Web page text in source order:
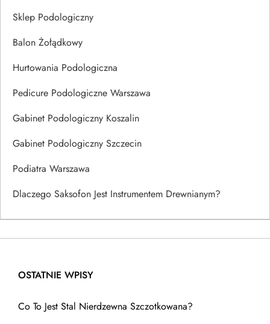
Sklep Podologiczny
Balon Żołądkowy
Hurtowania Podologiczna
Pedicure Podologiczne Warszawa
Gabinet Podologiczny Koszalin
Gabinet Podologiczny Szczecin
Podiatra Warszawa
Dlaczego Saksofon Jest Instrumentem Drewnianym?
OSTATNIE WPISY
Co To Jest Stal Nierdzewna Szczotkowana?